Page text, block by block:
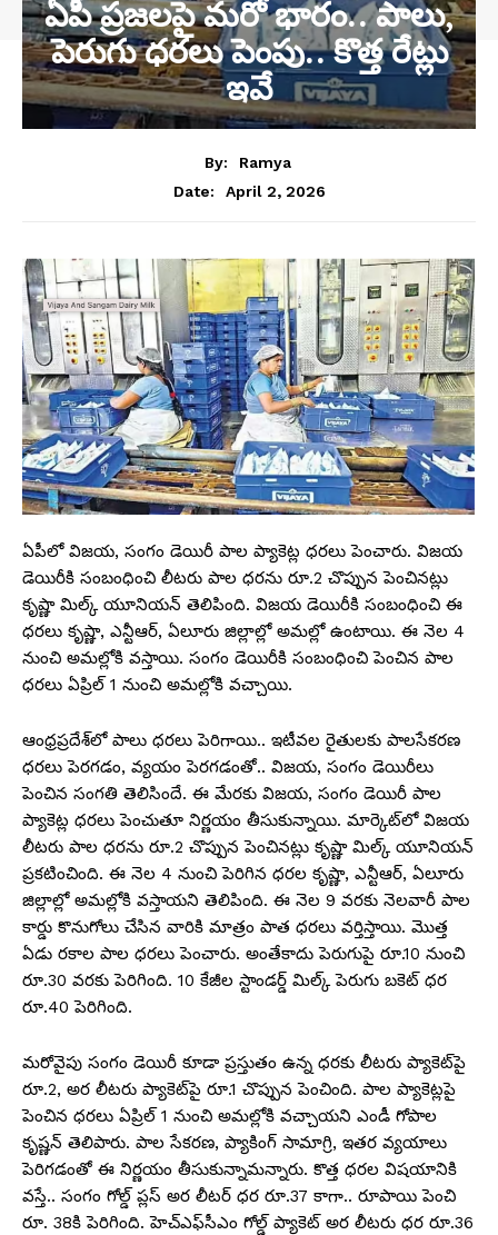
ఏపీ ప్రజలపై మరో భారం.. పాలు,
పెరుగు ధరలు పెంపు.. కొత్త రేట్లు
ఇవే
By:
Ramya
Date:
April 2, 2026
ఏపీలో విజయ, సంగం డెయిరీ పాల ప్యాకెట్ల ధరలు పెంచారు. విజయ
డెయిరీకి సంబంధించి లీటరు పాల ధరను రూ.2 చొప్పున పెంచినట్లు
కృష్ణా మిల్క్‌ యూనియన్‌ తెలిపింది. విజయ డెయిరీకి సంబంధించి ఈ
ధరలు కృష్ణా, ఎన్టీఆర్, ఏలూరు జిల్లాల్లో అమల్లో ఉంటాయి. ఈ నెల 4
నుంచి అమల్లోకి వస్తాయి. సంగం డెయిరీకి సంబంధించి పెంచిన పాల
ధరలు ఏప్రిల్ 1 నుంచి అమల్లోకి వచ్చాయి.
ఆంధ్రప్రదేశ్‌లో పాలు ధరలు పెరిగాయి.. ఇటీవల రైతులకు పాలసేకరణ
ధరలు పెరగడం, వ్యయం పెరగడంతో.. విజయ, సంగం డెయిరీలు
పెంచిన సంగతి తెలిసిందే. ఈ మేరకు విజయ, సంగం డెయిరీ పాల
ప్యాకెట్ల ధరలు పెంచుతూ నిర్ణయం తీసుకున్నాయి. మార్కెట్‌లో విజయ
లీటరు పాల ధరను రూ.2 చొప్పున పెంచినట్లు కృష్ణా మిల్క్‌ యూనియన్‌
ప్రకటించింది. ఈ నెల 4 నుంచి పెరిగిన ధరల కృష్ణా, ఎన్టీఆర్, ఏలూరు
జిల్లాల్లో అమల్లోకి వస్తాయని తెలిపింది. ఈ నెల 9 వరకు నెలవారీ పాల
కార్డు కొనుగోలు చేసిన వారికి మాత్రం పాత ధరలు వర్తిస్తాయి. మొత్త
ఏడు రకాల పాల ధరలు పెంచారు. అంతేకాదు పెరుగుపై రూ.10 నుంచి
రూ.30 వరకు పెరిగింది. 10 కేజీల స్టాండర్డ్ మిల్క్ పెరుగు బకెట్ ధర
రూ.40 పెరిగింది.
మరోవైపు సంగం డెయిరీ కూడా ప్రస్తుతం ఉన్న ధరకు లీటరు ప్యాకెట్‌పై
రూ.2, అర లీటరు ప్యాకెట్‌పై రూ.1 చొప్పున పెంచింది. పాల ప్యాకెట్లపై
పెంచిన ధరలు ఏప్రిల్ 1 నుంచి అమల్లోకి వచ్చాయని ఎండీ గోపాల
కృష్ణన్‌ తెలిపారు. పాల సేకరణ, ప్యాకింగ్‌ సామాగ్రి, ఇతర వ్యయాలు
పెరిగడంతో ఈ నిర్ణయం తీసుకున్నామన్నారు. కొత్త ధరల విషయానికి
వస్తే.. సంగం గోల్డ్‌ ప్లస్‌ అర లీటర్ ధర రూ.37 కాగా.. రూపాయి పెంచి
రూ. 38కి పెరిగింది. హెచ్‌ఎఫ్‌సీఎం గోల్డ్‌ ప్యాకెట్‌ అర లీటరు ధర రూ.36